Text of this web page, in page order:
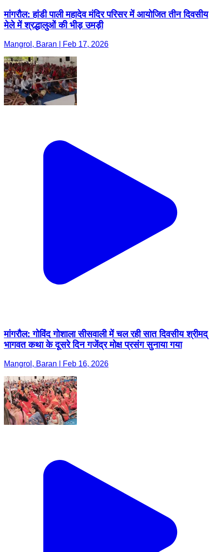
मांगरौल: हांडी पाली महादेव मंदिर परिसर में आयोजित तीन दिवसीय
मेले में श्रद्धालुओं की भीड़ उमड़ी
Mangrol, Baran | Feb 17, 2026
मांगरौल: गोविंद गोशाला सीसवाली में चल रही सात दिवसीय श्रीमद्
भागवत कथा के दूसरे दिन गजेंद्र मोक्ष प्रसंग सुनाया गया
Mangrol, Baran | Feb 16, 2026